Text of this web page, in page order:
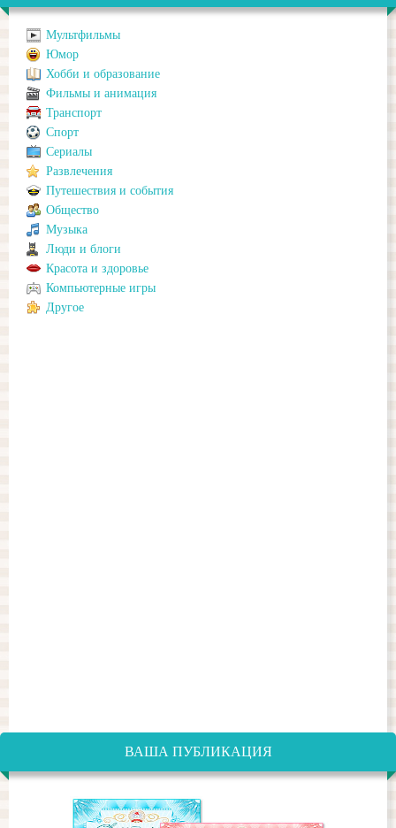
Мультфильмы
Юмор
Хобби и образование
Фильмы и анимация
Транспорт
Спорт
Сериалы
Развлечения
Путешествия и события
Общество
Музыка
Люди и блоги
Красота и здоровье
Компьютерные игры
Другое
ВАША ПУБЛИКАЦИЯ